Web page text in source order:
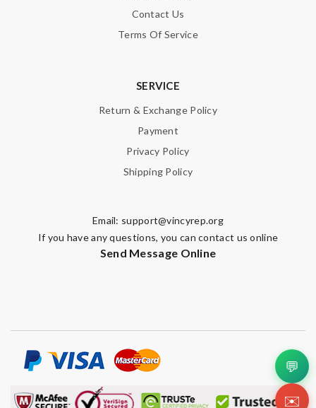
Contact Us
Terms Of Service
SERVICE
Return & Exchange Policy
Payment
Privacy Policy
Shipping Policy
Email: support@vincyrep.org
If you have any questions, you can contact us online
Send Message Online
💬
✉️